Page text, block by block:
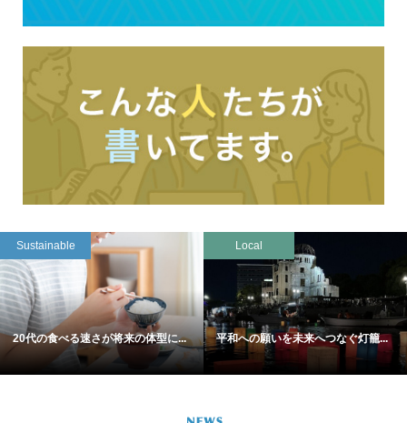
Sustainable
20代の食べる速さが将来の体型に...
Local
平和への願いを未来へつなぐ灯籠...